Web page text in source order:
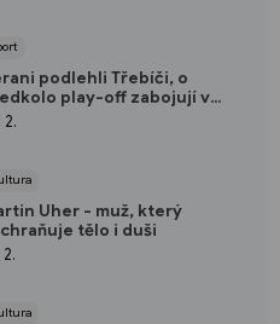
podlehli Třebíči, o
play-off zabojují v
Vsetín schytal „bůra“ od
2.
Uher - muž, který
tělo i duši
2.